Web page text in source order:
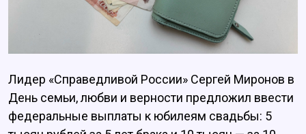
Лидер «Справедливой России» Сергей Миронов в
День семьи, любви и верности предложил ввести
федеральные выплаты к юбилеям свадьбы: 5